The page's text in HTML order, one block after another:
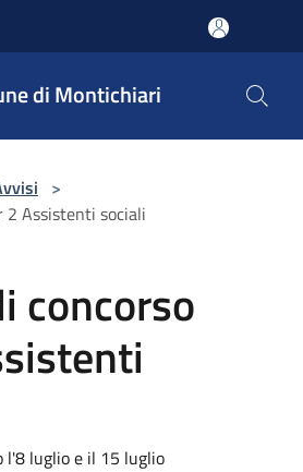
di Montichiari
>
2 Assistenti sociali
concorso
l'8 luglio e il 15 luglio